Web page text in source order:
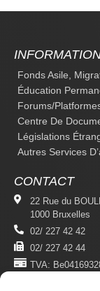
Fonds Asile,
Éducation
Forums/
Centre De
Législations
Autres Services
CONTACT
22 Rue du
1000 Bruxelles
02/ 227 42 42
02/ 227 42 44
TVA: